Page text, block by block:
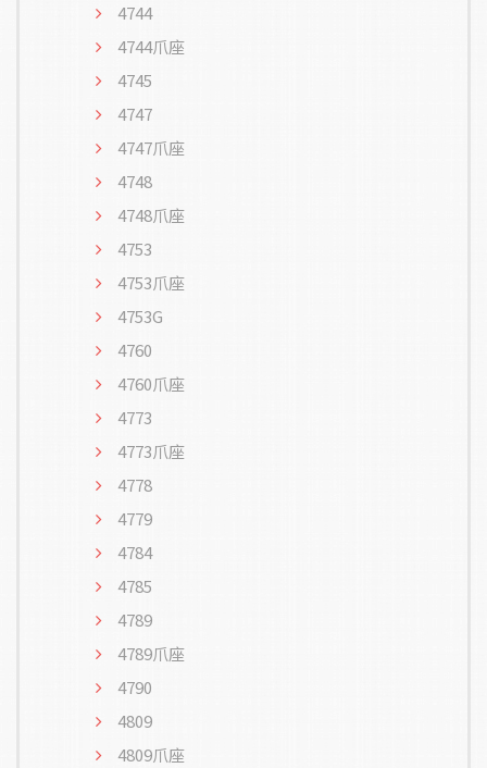
4744
4744爪座
4745
4747
4747爪座
4748
4748爪座
4753
4753爪座
4753G
4760
4760爪座
4773
4773爪座
4778
4779
4784
4785
4789
4789爪座
4790
4809
4809爪座